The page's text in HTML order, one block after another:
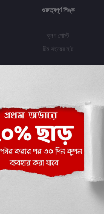
গুরুত্বপূর্ণ লিঙ্ক
ব্লগ পোস্ট
টিম বইয়ের হাট
প্রবেশ করুন
অর্ডার ইতিহাস
আমার ইচ্ছাগুলি
অর্ডার ট্র্যাকিং
Boier Haat™ | © All rights reserved